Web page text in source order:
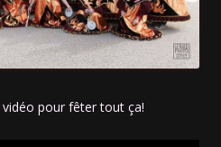
vidéo pour fêter tout ça!